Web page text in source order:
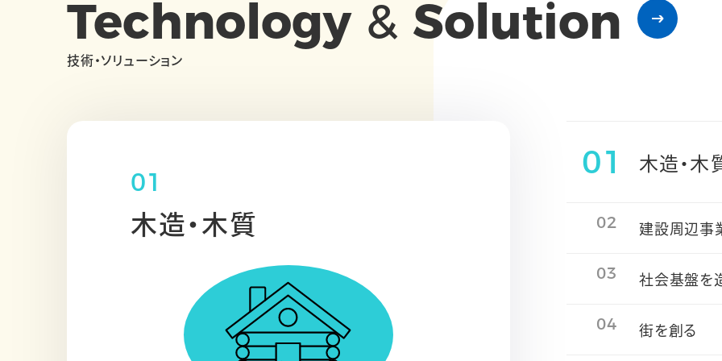
技術・ソリューション
Technology & Solution
01
木造・木質
01 木造・木
02 建設周辺事
03 社会基盤を
04 街を創る